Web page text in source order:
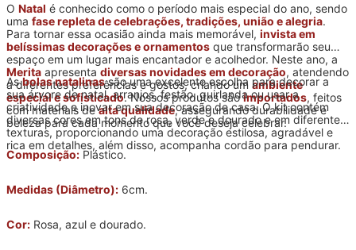
O Natal é conhecido como o período mais especial do ano, sendo
uma fase repleta de celebrações, tradições, união e alegria.
Para tornar essa ocasião ainda mais memorável, invista em
belíssimas decorações e ornamentos que transformarão seu
espaço em um lugar mais encantador e acolhedor. Neste ano, a
Merita apresenta diversas novidades em decoração, atendendo
a diferentes preferências e gostos, criando um ambiente
especial e sofisticado. Nossos produtos sãoimportados, feitos
com materiais dealta qualidade, assegurando durabilidade e
beleza para cada momento que você deseja celebrar.
Asbolas natalinassão uma excelente escolha para decorar a
sua árvore de natal, arranjos, festão, guirlanda ou usar a
criatividade e inovar em sua decoração de casa. O kit contém
diversas cores em tons de rosa, verde e dourado e em diferentes
texturas, proporcionando uma decoração estilosa, agradável e
rica em detalhes, além disso, acompanha cordão para pendurar.
Composição: Plástico.
Medidas (Diâmetro): 6cm.
Cor: Rosa, azul e dourado.